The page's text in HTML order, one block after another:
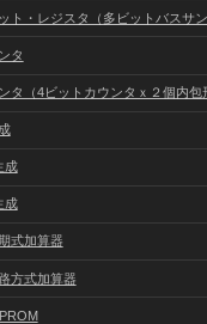
・レジスタ（多ビットバスサン
タ
タ（4ビットカウンタｘ２個内包
成
成
式加算器
方式加算器